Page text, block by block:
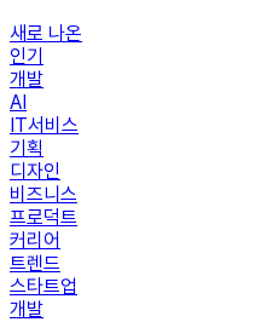
새로 나온
인기
개발
AI
IT서비스
기획
디자인
비즈니스
프로덕트
커리어
트렌드
스타트업
개발